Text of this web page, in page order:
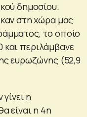
δημοσίου.
στη χώρα μας
το οποίο
περιλάμβανε
ευρωζώνης (52,9
η
είναι η 4η